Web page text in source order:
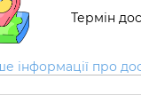
Термін
інформації про